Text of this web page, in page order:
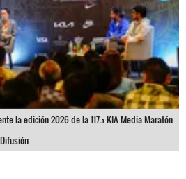
la edición 2026 de la 117.ª KIA Media Maratón
Difusión